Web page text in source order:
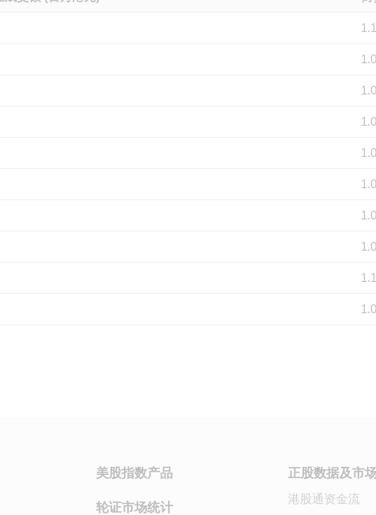
美股指数产品
轮证市场统计
正股数据及市
港股通资金流